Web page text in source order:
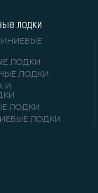
лодки
ЛОДКИ
ЛОДКИ
И
ЛОДКИ
ЛОДКИ